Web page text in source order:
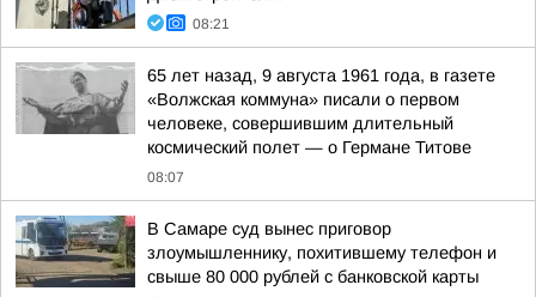
08:21
65 лет назад, 9 августа 1961 года, в газете
«Волжская коммуна» писали о первом
человеке, совершившим длительный
космический полет — о Германе Титове
08:07
В Самаре суд вынес приговор
злоумышленнику, похитившему телефон и
свыше 80 000 рублей с банковской карты